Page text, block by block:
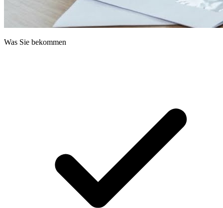
Was Sie bekommen